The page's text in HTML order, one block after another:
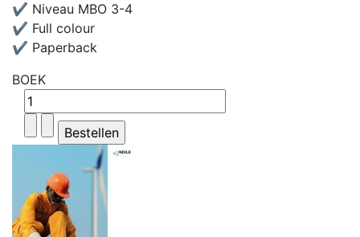
✔ Niveau MBO 3-4
✔ Full colour
✔ Paperback
BOEK